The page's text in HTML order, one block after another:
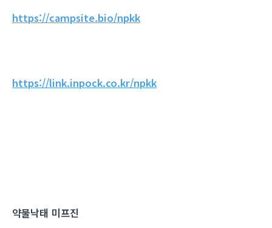
https://campsite.bio/npkk
https://link.inpock.co.kr/npkk
약물낙태 미프진